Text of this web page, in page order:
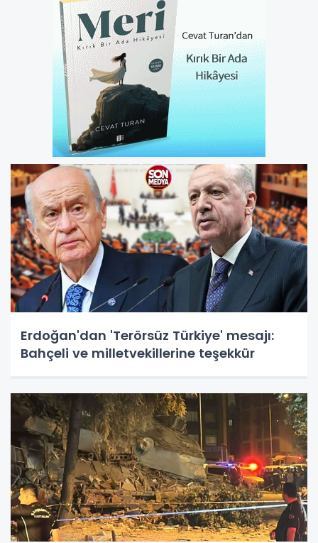
Erdoğan'dan 'Terörsüz Türkiye' mesajı:
Bahçeli ve milletvekillerine teşekkür